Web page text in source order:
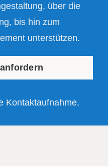
über die
bis hin zum
unterstützen.
Kontaktaufnahme.